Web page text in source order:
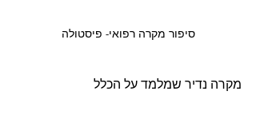
סיפור מקרה רפואי- פיסטולה
מקרה נדיר שמלמד על הכלל